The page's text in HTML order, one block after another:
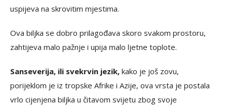
uspijeva na skrovitim mjestima.
Ova biljka se dobro prilagođava skoro svakom prostoru,
zahtijeva malo pažnje i upija malo ljetne toplote.
Sanseverija, ili svekrvin jezik, kako je još zovu,
porijeklom je iz tropske Afrike i Azije, ova vrsta je postala
vrlo cijenjena biljka u čitavom svijetu zbog svoje